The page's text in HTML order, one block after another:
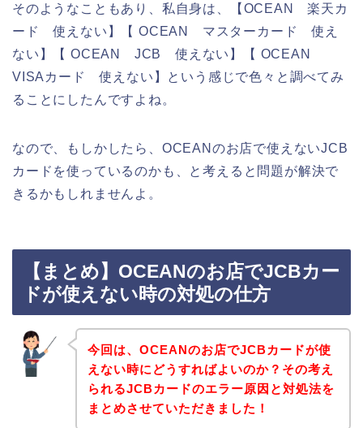
そのようなこともあり、私自身は、【OCEAN 楽天カ
ード 使えない】【 OCEAN マスターカード 使え
ない】【 OCEAN JCB 使えない】【 OCEAN
VISAカード 使えない】という感じで色々と調べてみ
ることにしたんですよね。
なので、もしかしたら、OCEANのお店で使えないJCB
カードを使っているのかも、と考えると問題が解決で
きるかもしれませんよ。
【まとめ】OCEANのお店でJCBカー
ドが使えない時の対処の仕方
今回は、OCEANのお店でJCBカードが使
えない時にどうすればよいのか？その考え
られるJCBカードのエラー原因と対処法を
まとめさせていただきました！